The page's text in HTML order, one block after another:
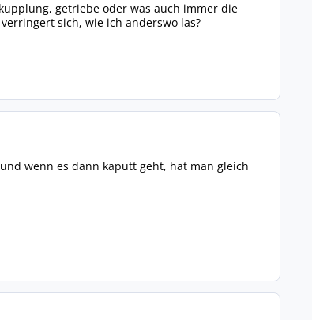
getriebe oder was auch immer die
sich, wie ich anderswo las?
wenn es dann kaputt geht, hat man gleich